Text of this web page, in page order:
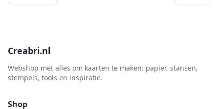
Creabri.nl
Webshop met alles om kaarten te maken: papier, stansen,
stempels, tools en inspiratie.
Shop